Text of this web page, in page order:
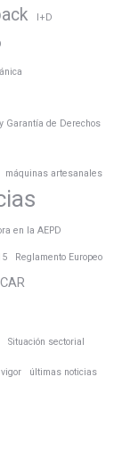
I+D
Garantía de Derechos
máquinas artesanales
en la AEPD
Reglamento Europeo
Situación sectorial
vigor últimas noticias